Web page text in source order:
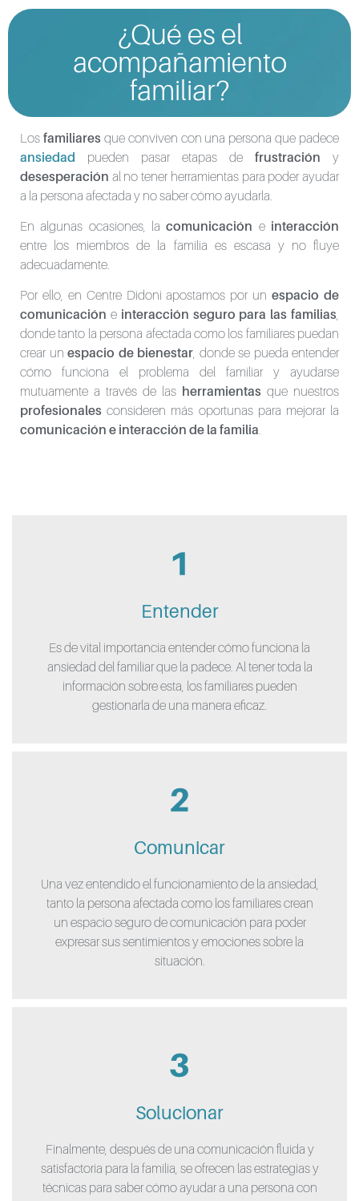
¿Qué es el
acompañamiento
familiar?
Los familiaresque conviven con una persona que padece
ansiedad
pueden pasar etapas de frustración y
desesperación al no tener herramientas para poder ayudar
a la persona afectada y no saber cómo ayudarla.
En algunas ocasiones, lacomunicación einteracción
entre los miembros de la familia es escasa y no fluye
adecuadamente.
Por ello, en Centre Didoni apostamos por unespacio de
comunicación e interacción seguro para las familias,
donde tanto la persona afectada como los familiares puedan
crear un espacio de bienestar, donde se pueda entender
cómo funciona el problema del familiar y ayudarse
mutuamente a través de las herramientas que nuestros
profesionales consideren más oportunas para mejorar la
comunicación e interacción de la familia.
Entender
Es de vital importancia entender cómo funciona la
ansiedad del familiar que la padece. Al tener toda la
información sobre esta, los familiares pueden
gestionarla de una manera eficaz.
Comunicar
Una vez entendido el funcionamiento de la ansiedad,
tanto la persona afectada como los familiares crean
un espacio seguro de comunicación para poder
expresar sus sentimientos y emociones sobre la
situación.
Solucionar
Finalmente, después de una comunicación fluida y
satisfactoria para la familia, se ofrecen las estrategias y
técnicas para saber cómo ayudar a una persona con